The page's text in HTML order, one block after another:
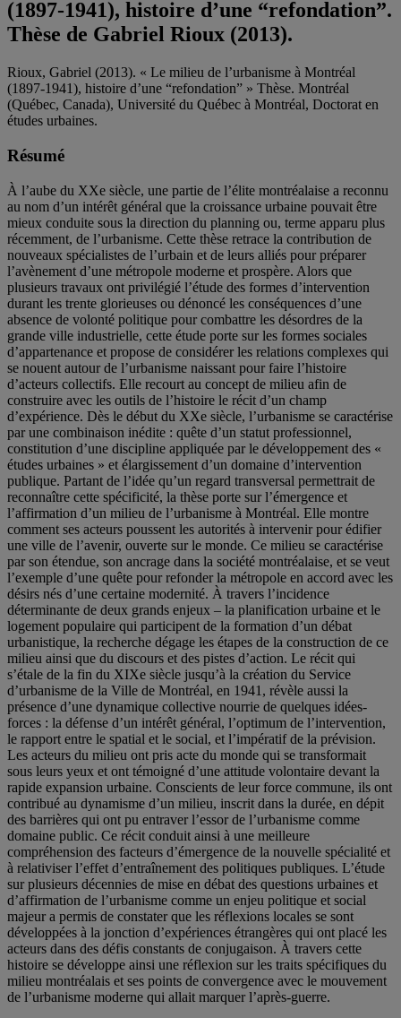
(1897-1941), histoire d’une “refondation”.
Thèse de Gabriel Rioux (2013).
Rioux, Gabriel (2013). « Le milieu de l’urbanisme à Montréal
(1897-1941), histoire d’une “refondation” » Thèse. Montréal
(Québec, Canada), Université du Québec à Montréal, Doctorat en
études urbaines.
Résumé
À l’aube du XXe siècle, une partie de l’élite montréalaise a reconnu
au nom d’un intérêt général que la croissance urbaine pouvait être
mieux conduite sous la direction du planning ou, terme apparu plus
récemment, de l’urbanisme. Cette thèse retrace la contribution de
nouveaux spécialistes de l’urbain et de leurs alliés pour préparer
l’avènement d’une métropole moderne et prospère. Alors que
plusieurs travaux ont privilégié l’étude des formes d’intervention
durant les trente glorieuses ou dénoncé les conséquences d’une
absence de volonté politique pour combattre les désordres de la
grande ville industrielle, cette étude porte sur les formes sociales
d’appartenance et propose de considérer les relations complexes qui
se nouent autour de l’urbanisme naissant pour faire l’histoire
d’acteurs collectifs. Elle recourt au concept de milieu afin de
construire avec les outils de l’histoire le récit d’un champ
d’expérience. Dès le début du XXe siècle, l’urbanisme se caractérise
par une combinaison inédite : quête d’un statut professionnel,
constitution d’une discipline appliquée par le développement des «
études urbaines » et élargissement d’un domaine d’intervention
publique. Partant de l’idée qu’un regard transversal permettrait de
reconnaître cette spécificité, la thèse porte sur l’émergence et
l’affirmation d’un milieu de l’urbanisme à Montréal. Elle montre
comment ses acteurs poussent les autorités à intervenir pour édifier
une ville de l’avenir, ouverte sur le monde. Ce milieu se caractérise
par son étendue, son ancrage dans la société montréalaise, et se veut
l’exemple d’une quête pour refonder la métropole en accord avec les
désirs nés d’une certaine modernité. À travers l’incidence
déterminante de deux grands enjeux – la planification urbaine et le
logement populaire qui participent de la formation d’un débat
urbanistique, la recherche dégage les étapes de la construction de ce
milieu ainsi que du discours et des pistes d’action. Le récit qui
s’étale de la fin du XIXe siècle jusqu’à la création du Service
d’urbanisme de la Ville de Montréal, en 1941, révèle aussi la
présence d’une dynamique collective nourrie de quelques idées-
forces : la défense d’un intérêt général, l’optimum de l’intervention,
le rapport entre le spatial et le social, et l’impératif de la prévision.
Les acteurs du milieu ont pris acte du monde qui se transformait
sous leurs yeux et ont témoigné d’une attitude volontaire devant la
rapide expansion urbaine. Conscients de leur force commune, ils ont
contribué au dynamisme d’un milieu, inscrit dans la durée, en dépit
des barrières qui ont pu entraver l’essor de l’urbanisme comme
domaine public. Ce récit conduit ainsi à une meilleure
compréhension des facteurs d’émergence de la nouvelle spécialité et
à relativiser l’effet d’entraînement des politiques publiques. L’étude
sur plusieurs décennies de mise en débat des questions urbaines et
d’affirmation de l’urbanisme comme un enjeu politique et social
majeur a permis de constater que les réflexions locales se sont
développées à la jonction d’expériences étrangères qui ont placé les
acteurs dans des défis constants de conjugaison. À travers cette
histoire se développe ainsi une réflexion sur les traits spécifiques du
milieu montréalais et ses points de convergence avec le mouvement
de l’urbanisme moderne qui allait marquer l’après-guerre.